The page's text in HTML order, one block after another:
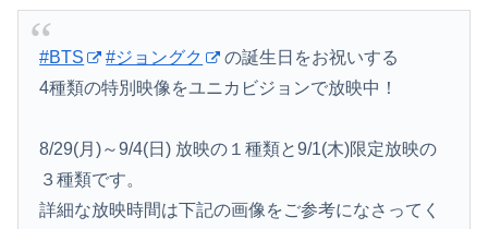
#BTS #ジョングク
の誕生日をお祝いする
4種類の特別映像をユニカビジョンで放映中！
8/29(月)～9/4(日) 放映の１種類と9/1(木)限定放映の
３種類です。
詳細な放映時間は下記の画像をご参考になさってく